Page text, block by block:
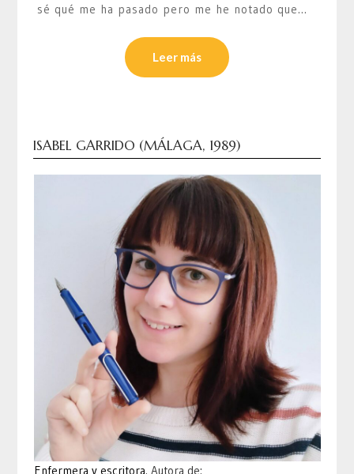
sé qué me ha pasado pero me he notado que…
Leer más
ISABEL GARRIDO (MÁLAGA, 1989)
Enfermera y escritora. Autora de: